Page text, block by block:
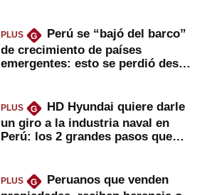
PLUS G
Perú se “bajó del barco”
de crecimiento de países
emergentes: esto se perdió desde
PLUS G
HD Hyundai quiere darle
un giro a la industria naval en
Perú: los 2 grandes pasos que
PLUS G
Peruanos que venden